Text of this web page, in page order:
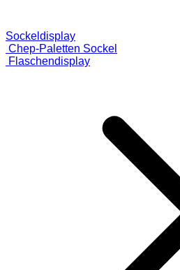
Sockeldisplay
Chep-Paletten Sockel
Flaschendisplay